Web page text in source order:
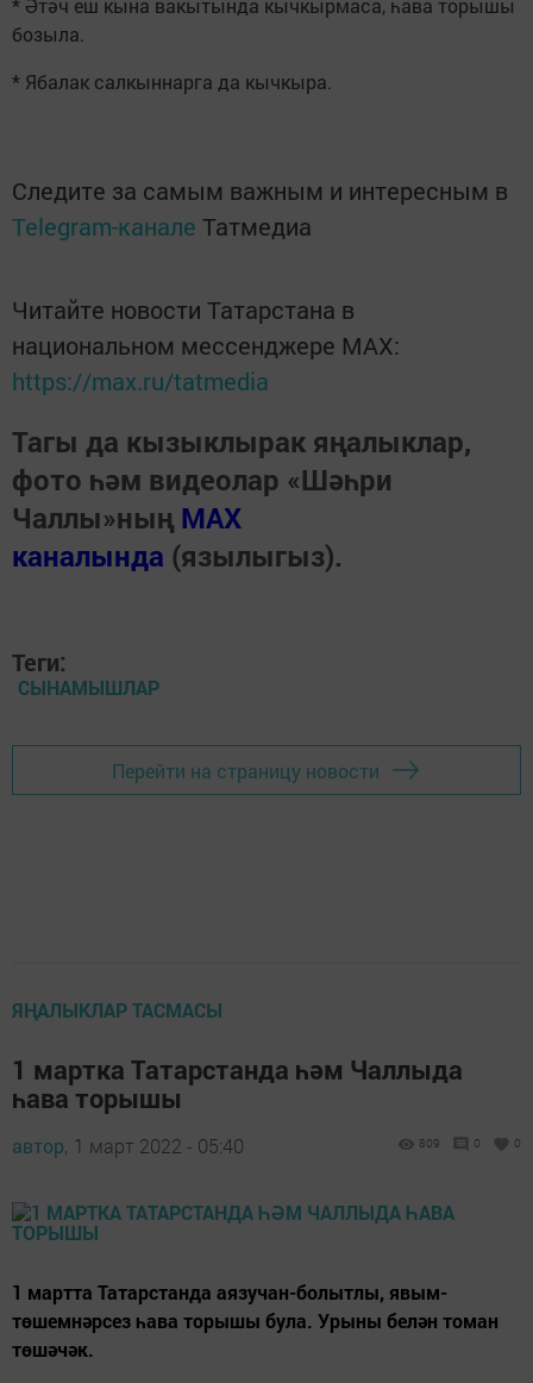
* Әтәч еш кына вакытында кычкырмаса, һава торышы
бозыла.
* Ябалак салкыннарга да кычкыра.
Следите за самым важным и интересным в
Telegram-канале Татмедиа
Читайте новости Татарстана в
национальном мессенджере MАХ:
https://max.ru/tatmedia
Тагы да кызыклырак яңалыклар,
фото һәм видеолар «Шәһри
Чаллы»ның MAX
каналында (язылыгыз).
Теги:
СЫНАМЫШЛАР
Перейти на страницу новости
ЯҢАЛЫКЛАР ТАСМАСЫ
1 мартка Татарстанда һәм Чаллыда
һава торышы
автор, 1 март 2022 - 05:40 809 0 0
1 мартта Татарстанда аязучан-болытлы, явым-
төшемнәрсез һава торышы була. Урыны белән томан
төшәчәк.